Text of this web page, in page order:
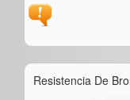
Resistencia De